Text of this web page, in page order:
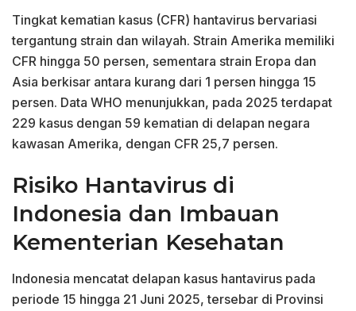
Tingkat kematian kasus (CFR) hantavirus bervariasi
tergantung strain dan wilayah. Strain Amerika memiliki
CFR hingga 50 persen, sementara strain Eropa dan
Asia berkisar antara kurang dari 1 persen hingga 15
persen. Data WHO menunjukkan, pada 2025 terdapat
229 kasus dengan 59 kematian di delapan negara
kawasan Amerika, dengan CFR 25,7 persen.
Risiko Hantavirus di
Indonesia dan Imbauan
Kementerian Kesehatan
Indonesia mencatat delapan kasus hantavirus pada
periode 15 hingga 21 Juni 2025, tersebar di Provinsi